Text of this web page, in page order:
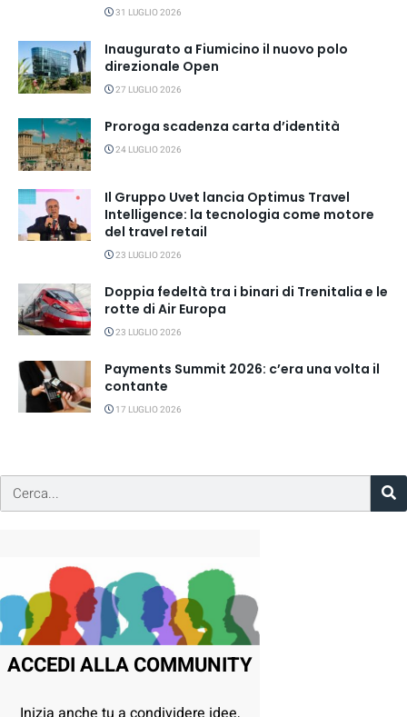
31 LUGLIO 2026
Inaugurato a Fiumicino il nuovo polo
direzionale Open
27 LUGLIO 2026
Proroga scadenza carta d’identità
24 LUGLIO 2026
Il Gruppo Uvet lancia Optimus Travel
Intelligence: la tecnologia come motore
del travel retail
23 LUGLIO 2026
Doppia fedeltà tra i binari di Trenitalia e le
rotte di Air Europa
23 LUGLIO 2026
Payments Summit 2026: c’era una volta il
contante
17 LUGLIO 2026
ACCEDI ALLA COMMUNITY